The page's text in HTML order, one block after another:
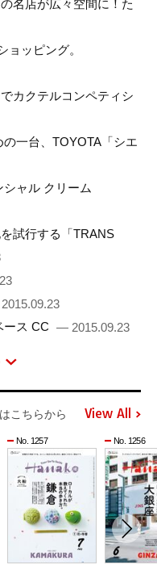
名店が広々空間に！た
ョッピング。
カクテルコンペティシ
一台、TOYOTA「シエ
ャル クリーム
試行する「TRANS
ース CC — 2015.09.23
こちらから View All
No. 1257 No. 1256